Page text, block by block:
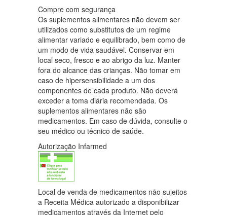
Compre com segurança
Os suplementos alimentares não devem ser
utilizados como substitutos de um regime
alimentar variado e equilibrado, bem como de
um modo de vida saudável. Conservar em
local seco, fresco e ao abrigo da luz. Manter
fora do alcance das crianças. Não tomar em
caso de hipersensibilidade a um dos
componentes de cada produto. Não deverá
exceder a toma diária recomendada. Os
suplementos alimentares não são
medicamentos. Em caso de dúvida, consulte o
seu médico ou técnico de saúde.
Autorização Infarmed
Local de venda de medicamentos não sujeitos
a Receita Médica autorizado a disponibilizar
medicamentos através da Internet pelo